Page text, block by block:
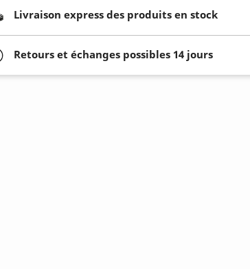
Livraison express des produits en stock
Retours et échanges possibles 14 jours